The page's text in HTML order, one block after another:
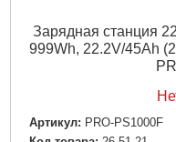
Зарядная станция
999Wh, 22.2V/45Ah
Артикул: PRO-PS1000F